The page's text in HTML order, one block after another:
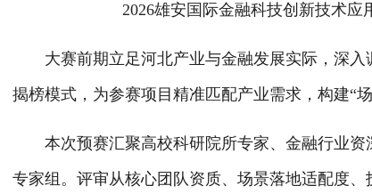
2026雄安国际金融科技创新技术
大赛前期立足河北产业与金融发展实际，深入
揭榜模式，为参赛项目精准匹配产业需求，构建“
本次预赛汇聚高校科研院所专家、金融行业资
专家组。评审从核心团队资质、场景落地适配度